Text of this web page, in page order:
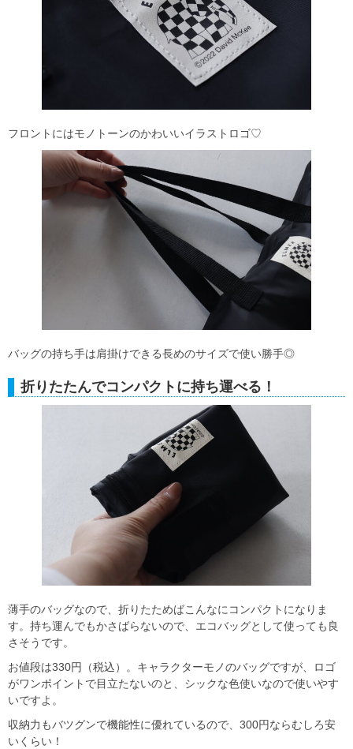
フロントにはモノトーンのかわいいイラストロゴ♡
バッグの持ち手は肩掛けできる長めのサイズで使い勝手◎
折りたたんでコンパクトに持ち運べる！
薄手のバッグなので、折りたためばこんなにコンパクトになりま
す。持ち運んでもかさばらないので、エコバッグとして使っても良
さそうです。
お値段は330円（税込）。キャラクターモノのバッグですが、ロゴ
がワンポイントで目立たないのと、シックな色使いなので使いやす
いですよ。
収納力もバツグンで機能性に優れているので、300円ならむしろ安
いくらい！